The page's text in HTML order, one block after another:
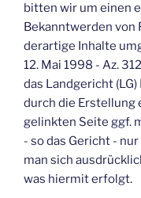
bitten wir um einen
Bekanntwerden von
derartige Inhalte
12. Mai 1998 - Az.
das Landgericht
durch die Erstellung
gelinkten Seite ggf.
- so das Gericht -
man sich
was hiermit erfolgt.